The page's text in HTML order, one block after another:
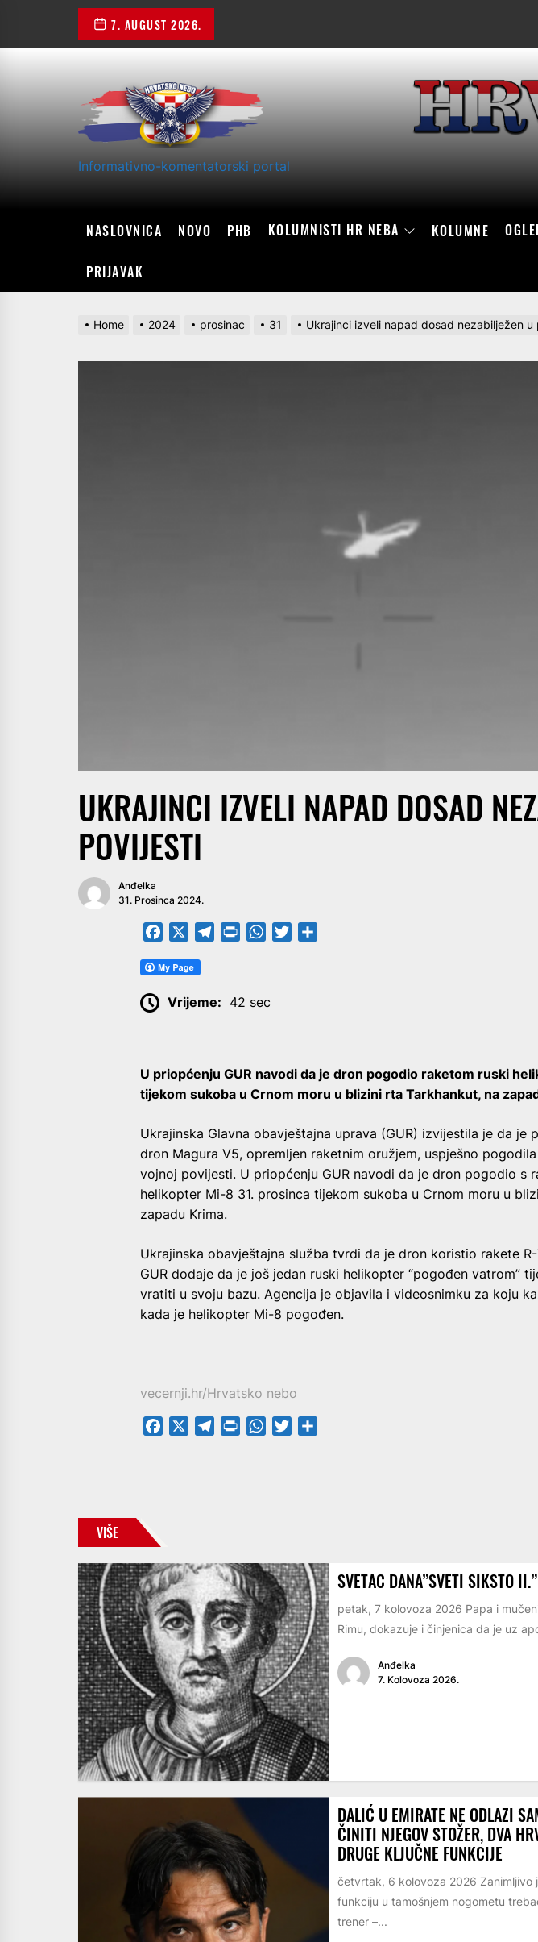
the
7. AUGUST 2026.
Informativno-komentatorski portal
NASLOVNICA NOVO PHB KOLUMNISTI HR NEBA KOLUMNE
PRIJAVAK
Home 2024 prosinac 31 Ukrajinci izveli napad dosad nezabilježen u
UKRAJINCI IZVELI NAPAD DOSAD
POVIJESTI
Anđelka
31. Prosinca 2024.
FacebookTelegramPrintFriendly
WhatsApp
Twitter
Vrijeme: 42 sec
U priopćenju GUR navodi da je dron pogodio raketom ruski
tijekom sukoba u Crnom moru u blizini rta Tarkhankut, na
Ukrajinska Glavna obavještajna uprava (GUR) izvijestila je da je
dron Magura V5, opremljen raketnim oružjem, uspješno
vojnoj povijesti. U priopćenju GUR navodi da je dron pogodio s
helikopter Mi-8 31. prosinca tijekom sukoba u Crnom moru u
zapadu Krima.
Ukrajinska obavještajna služba tvrdi da je dron koristio rakete
GUR dodaje da je još jedan ruski helikopter “pogođen vatrom”
vratiti u svoju bazu. Agencija je objavila i videosnimku za koju
kada je helikopter Mi-8 pogođen.
vecernji.hr/Hrvatsko nebo
FacebookTelegramPrintFriendly
WhatsApp
Twitter
VIŠE
SVETAC DANA”SVETI SIKSTO II.”
petak, 7 kolovoza 2026 Papa i
Rimu, dokazuje i činjenica da je uz
Anđelka
7. Kolovoza 2026.
DALIĆ U EMIRATE NE ODLAZI
ČINITI NJEGOV STOŽER, DVA
DRUGE KLJUČNE FUNKCIJE
četvrtak, 6 kolovoza 2026 Zanimljivo
funkciju u tamošnjem nogometu
trener –...